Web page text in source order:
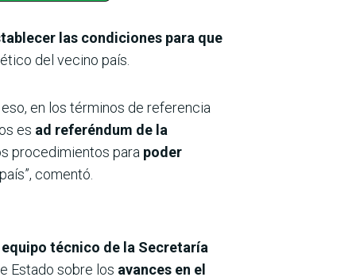
las condiciones para que
del vecino país.
eso, en los términos de referencia
es ad referéndum de la
procedimientos para poder
comentó.
equipo técnico de la Secretaría
Estado sobre los avances en el